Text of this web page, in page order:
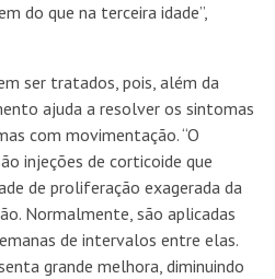
do que na terceira idade”,
ser tratados, pois, além da
ajuda a resolver os sintomas
com movimentação. “O
injeções de corticoide que
de proliferação exagerada da
Normalmente, são aplicadas
de intervalos entre elas.
grande melhora, diminuindo